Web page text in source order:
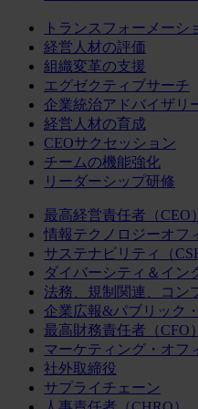
トランスフォーメー
経営人材の評価
組織変革の支援
エグゼクティブサーチ
企業統治アドバイザリ
経営人材の育成
CEOサクセッション
チームの機能強化
リーダーシップ研修
最高経営責任者（CEO）
情報テクノロジーオフ
サステナビリティ（
ダイバーシティ＆イン
法務、規制関連、コン
企業広報&パブリック
最高財務責任者（CFO）
マーケティング・オフ
社外取締役
サプライチェーン